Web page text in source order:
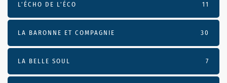
L’ÉCHO DE L’ÉCO 11
LA BARONNE ET COMPAGNIE 30
LA BELLE SOUL 7